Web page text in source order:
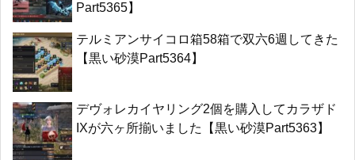
Part5365】
テルミアンサイコロ箱58箱で双六6週してきた
【黒い砂漠Part5364】
デヴォレカイヤリング2個を購入してカラザド
IXが六ヶ所揃いました【黒い砂漠Part5363】